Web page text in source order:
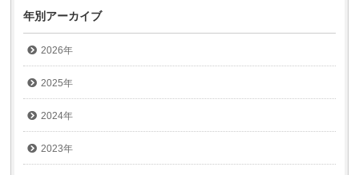
年別アーカイブ
2026年
2025年
2024年
2023年